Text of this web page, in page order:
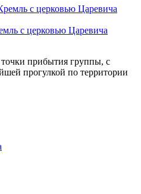
с церковью Царевича
прибытия группы, с
прогулкой по территории